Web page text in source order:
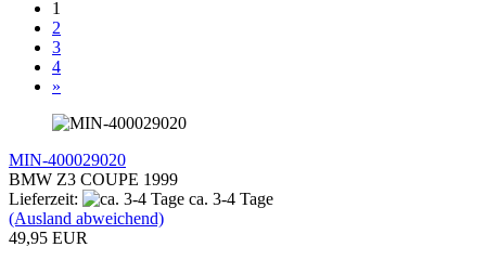
1
2
3
4
»
MIN-400029020
BMW Z3 COUPE 1999
Lieferzeit:
ca. 3-4 Tage
(Ausland abweichend)
49,95 EUR